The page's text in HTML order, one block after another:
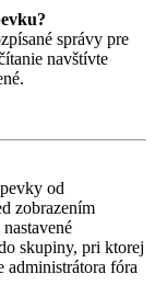
správy pre
navštívte
od
zobrazením
skupiny, pri ktorej
administrátora fóra